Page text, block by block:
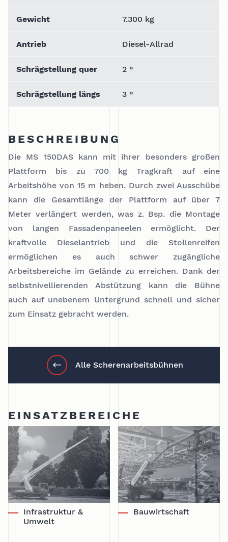
Gewicht 7.300 kg
Antrieb Diesel-Allrad
Schrägstellung quer 2 °
Schrägstellung längs 3 °
BESCHREIBUNG
Die MS 150DAS kann mit ihrer besonders großen
Plattform bis zu 700 kg Tragkraft auf eine
Arbeitshöhe von 15 m heben. Durch zwei Ausschübe
kann die Gesamtlänge der Plattform auf über 7
Meter verlängert werden, was z. Bsp. die Montage
von langen Fassadenpaneelen ermöglicht. Der
kraftvolle Dieselantrieb und die Stollenreifen
ermöglichen es auch schwer zugängliche
Arbeitsbereiche im Gelände zu erreichen. Dank der
selbstnivellierenden Abstützung kann die Bühne
auch auf unebenem Untergrund schnell und sicher
zum Einsatz gebracht werden.
Alle Scherenarbeitsbühnen
EINSATZBEREICHE
Infrastruktur &
Umwelt
Bauwirtschaft